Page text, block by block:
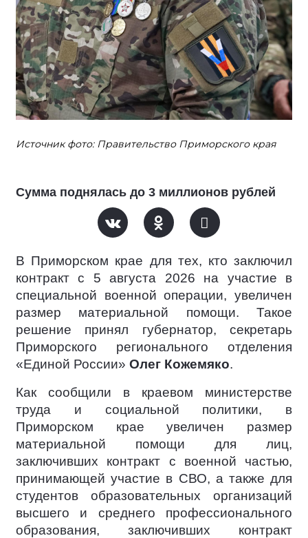
Источник фото: Правительство Приморского края
Сумма поднялась до 3 миллионов рублей
В Приморском крае для тех, кто заключил
контракт c 5 августа 2026 на участие в
специальной военной операции, увеличен
размер материальной помощи. Такое
решение принял губернатор, секретарь
Приморского регионального отделения
«Единой России» Олег Кожемяко.
Как сообщили в краевом министерстве
труда и социальной политики, в
Приморском крае увеличен размер
материальной помощи для лиц,
заключивших контракт с военной частью,
принимающей участие в СВО, а также для
студентов образовательных организаций
высшего и среднего профессионального
образования, заключивших контракт